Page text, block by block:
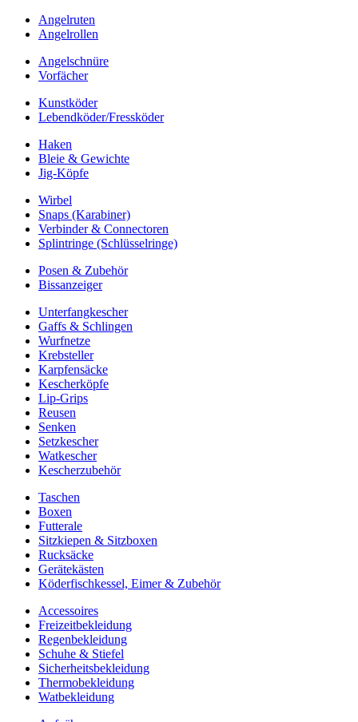
Angelruten
Angelrollen
Angelschnüre
Vorfächer
Kunstköder
Lebendköder/Fressköder
Haken
Bleie & Gewichte
Jig-Köpfe
Wirbel
Snaps (Karabiner)
Verbinder & Connectoren
Splintringe (Schlüsselringe)
Posen & Zubehör
Bissanzeiger
Unterfangkescher
Gaffs & Schlingen
Wurfnetze
Krebsteller
Karpfensäcke
Kescherköpfe
Lip-Grips
Reusen
Senken
Setzkescher
Watkescher
Kescherzubehör
Taschen
Boxen
Futterale
Sitzkiepen & Sitzboxen
Rucksäcke
Gerätekästen
Köderfischkessel, Eimer & Zubehör
Accessoires
Freizeitbekleidung
Regenbekleidung
Schuhe & Stiefel
Sicherheitsbekleidung
Thermobekleidung
Watbekleidung